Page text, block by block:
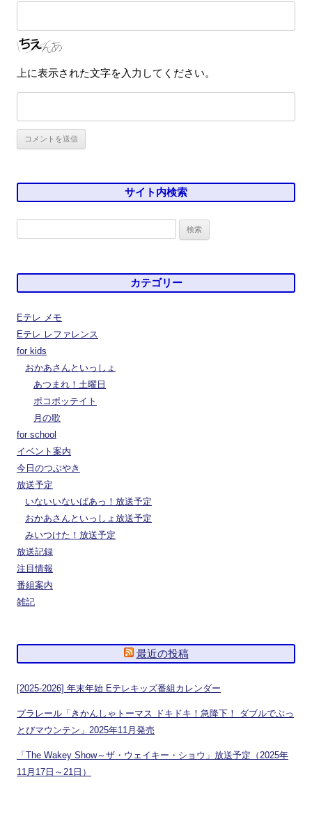
上に表示された文字を入力してください。
サイト内検索
カテゴリー
Eテレ メモ
Eテレ レファレンス
for kids
おかあさんといっしょ
あつまれ！土曜日
ポコポッテイト
月の歌
for school
イベント案内
今日のつぶやき
放送予定
いないいないばあっ！放送予定
おかあさんといっしょ放送予定
みいつけた！放送予定
放送記録
注目情報
番組案内
雑記
最近の投稿
[2025-2026] 年末年始 Eテレキッズ番組カレンダー
プラレール「きかんしゃトーマス ドキドキ！急降下！ ダブルでぶっ
とびマウンテン」2025年11月発売
「The Wakey Show～ザ・ウェイキー・ショウ」放送予定（2025年
11月17日～21日）